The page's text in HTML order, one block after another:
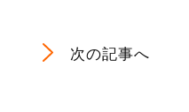
次の記事へ